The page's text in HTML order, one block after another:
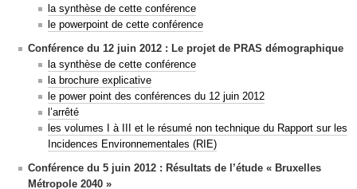
la synthèse de cette conférence
le powerpoint de cette conférence
Conférence du 12 juin 2012 : Le projet de PRAS démographique
la synthèse de cette conférence
la brochure explicative
le power point des conférences du 12 juin 2012
l’arrêté
les volumes I à III et le résumé non technique du Rapport sur les
Incidences Environnementales (RIE)
Conférence du 5 juin 2012 : Résultats de l’étude « Bruxelles
Métropole 2040 »